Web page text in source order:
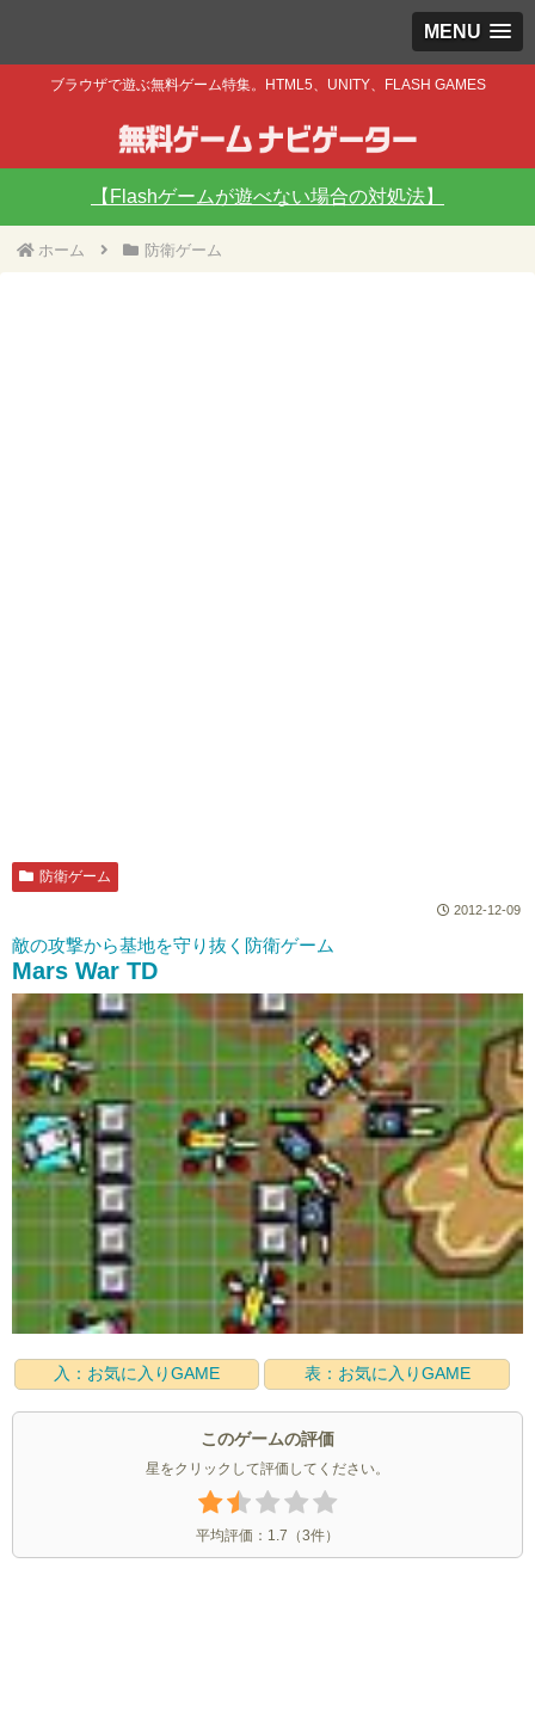
MENU
ブラウザで遊ぶ無料ゲーム特集。HTML5、UNITY、FLASH GAMES
【Flashゲームが遊べない場合の対処法】
ホーム 防衛ゲーム
防衛ゲーム
2012-12-09
敵の攻撃から基地を守り抜く防衛ゲーム
Mars War TD
入：お気に入りGAME 表：お気に入りGAME
このゲームの評価
星をクリックして評価してください。
平均評価： 1.7 （3件）